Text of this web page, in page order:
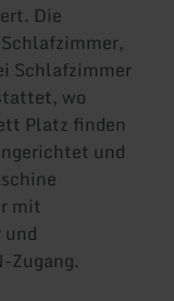
Die
Schlafzimmer
wo
Platz finden
und
mit
Zugang.